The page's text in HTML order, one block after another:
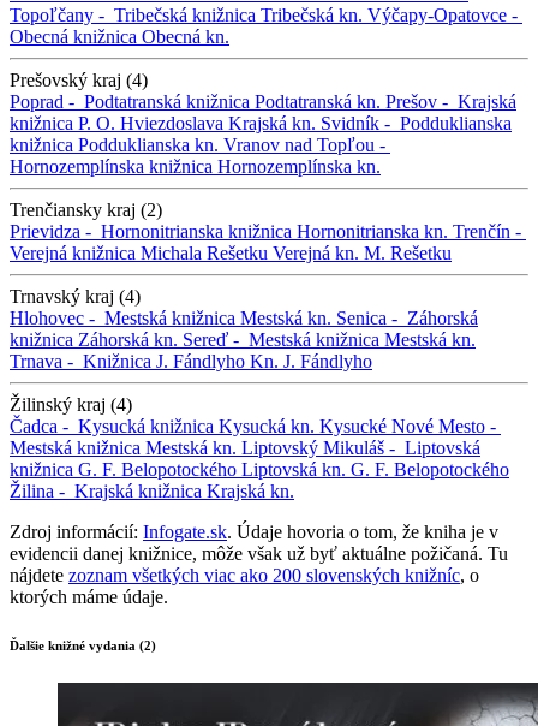
Topoľčany - Tribečská knižnica Tribečská kn. Výčapy-Opatovce -
Obecná knižnica Obecná kn.
Prešovský kraj (4)
Poprad - Podtatranská knižnica Podtatranská kn. Prešov - Krajská
knižnica P. O. Hviezdoslava Krajská kn. Svidník - Podduklianska
knižnica Podduklianska kn. Vranov nad Topľou -
Hornozemplínska knižnica Hornozemplínska kn.
Trenčiansky kraj (2)
Prievidza - Hornonitrianska knižnica Hornonitrianska kn. Trenčín -
Verejná knižnica Michala Rešetku Verejná kn. M. Rešetku
Trnavský kraj (4)
Hlohovec - Mestská knižnica Mestská kn. Senica - Záhorská
knižnica Záhorská kn. Sereď - Mestská knižnica Mestská kn.
Trnava - Knižnica J. Fándlyho Kn. J. Fándlyho
Žilinský kraj (4)
Čadca - Kysucká knižnica Kysucká kn. Kysucké Nové Mesto -
Mestská knižnica Mestská kn. Liptovský Mikuláš - Liptovská
knižnica G. F. Belopotockého Liptovská kn. G. F. Belopotockého
Žilina - Krajská knižnica Krajská kn.
Zdroj informácií: Infogate.sk. Údaje hovoria o tom, že kniha je v
evidencii danej knižnice, môže však už byť aktuálne požičaná. Tu
nájdete zoznam všetkých viac ako 200 slovenských knižníc, o
ktorých máme údaje.
Ďalšie knižné vydania (2)